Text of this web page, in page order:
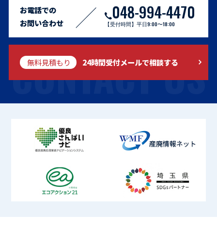
CONTACT US
お電話での
お問い合わせ
048-994-4470
【受付時間】平日9:00〜18:00
無料見積もり 24時間受付メールで相談する